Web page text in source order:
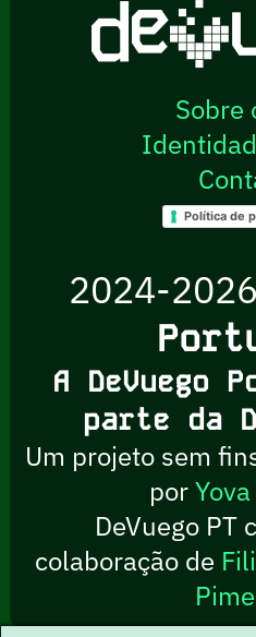
Sobre
Política de
2024-2026
A DeVuego
parte da
Um projeto sem
por
DeVuego PT
colaboração de